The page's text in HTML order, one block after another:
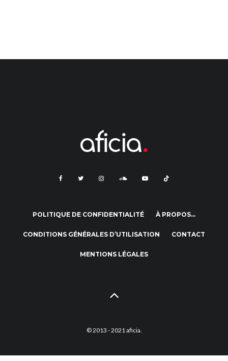
POLITIQUE DE CONFIDENTIALITÉ À PROPOS…
CONDITIONS GÉNÉRALES D’UTILISATION CONTACT
MENTIONS LÉGALES
© 2013 - 2021 aficia.